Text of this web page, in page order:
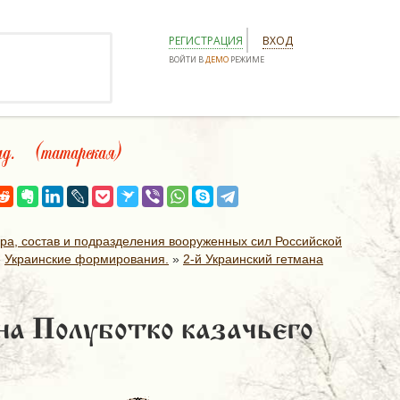
РЕГИСТРАЦИЯ ВХОД
ВОЙТИ ВДЕМО РЕЖИМЕ
(татарская)
состав и подразделения вооруженных сил Российской
Украинские формирования. » 2-й Украинский гетмана
Полуботко казачьего